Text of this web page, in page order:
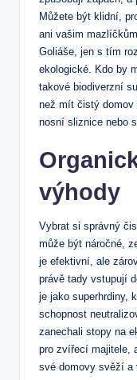
Můžete být klidní,
ani vašim
Goliáše, jen s tím
ekologické. Kdo by
takové biodiverzní
než mít čistý domov
nosní sliznice nebo
výhody
Vybrat si správný
může být náročné,
je efektivní, ale
právě tady vstupují
je jako superhrdiny,
schopnost
zanechali stopy na
pro zvířecí majitele,
své domovy svěží a